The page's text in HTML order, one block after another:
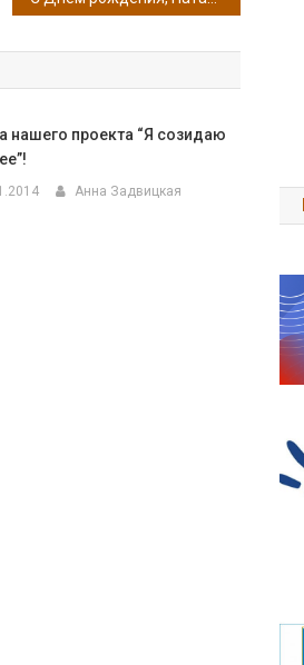
нашего проекта “Я созидаю
Анна Задвицкая